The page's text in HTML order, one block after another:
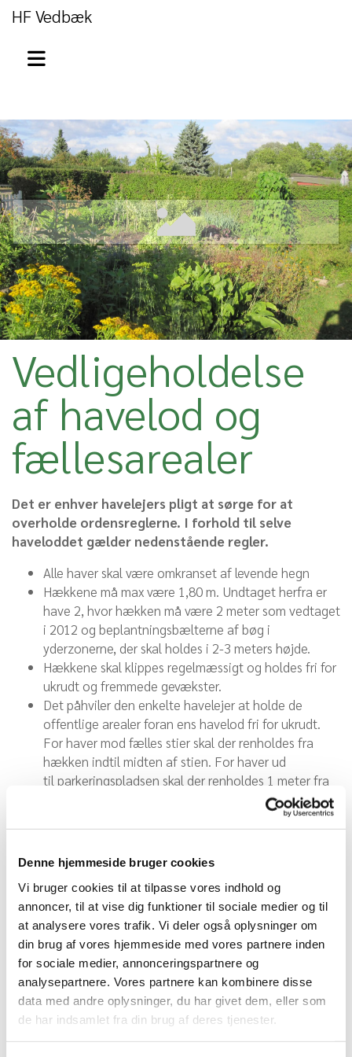
Denne hjemmeside bruger cookies
Vi bruger cookies til at tilpasse vores indhold og
annoncer, til at vise dig funktioner til sociale medier og til
at analysere vores trafik. Vi deler også oplysninger om
din brug af vores hjemmeside med vores partnere inden
for sociale medier, annonceringspartnere og
analysepartnere. Vores partnere kan kombinere disse
data med andre oplysninger, du har givet dem, eller som
de har indsamlet fra din brug af deres tjenester.
HF Vedbæk
Vedligeholdelse
af havelod og
fællesarealer
Det er enhver havelejers pligt at sørge for at
overholde ordensreglerne. I forhold til selve
haveloddet gælder nedenstående regler.
Alle haver skal være omkranset af levende hegn
Hækkene må max være 1,80 m. Undtaget herfra er
have 2, hvor hækken må være 2 meter som vedtaget
i 2012 og beplantningsbælterne af bøg i
yderzonerne, der skal holdes i 2-3 meters højde.
Hækkene skal klippes regelmæssigt og holdes fri for
ukrudt og fremmede gevækster.
Det påhviler den enkelte havelejer at holde de
offentlige arealer foran ens havelod fri for ukrudt.
For haver mod fælles stier skal der renholdes fra
hækken indtil midten af stien. For haver ud
til parkeringspladsen skal der renholdes 1 meter fra
Der må ikke bruges sprøjtegifte i haverne eller på
økologisk brug må benyttes.
Træer må ikke være højere end 4 meter. Træets
afstand fra skellet skal være større end
træets højde.
Al vanding skal foregå under opsyn
Havearbejde udført med motorkraft må kun finde
sted før kl. 12 på lørdage og søndage. Det
gælder f.eks. klipning af hæk og græsplæne. Dette
gælder også generatorer. Undtaget herfra er den
sidste søndag i hver måned i sæsonen, hvor der må
bruges motorkraft frem til kl. 17.00